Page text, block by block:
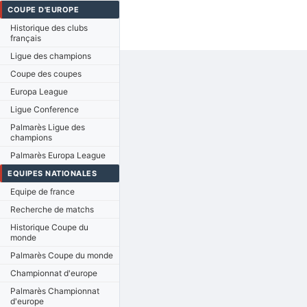
COUPE D'EUROPE
Historique des clubs
français
Ligue des champions
Coupe des coupes
Europa League
Ligue Conference
Palmarès Ligue des
champions
Palmarès Europa League
EQUIPES NATIONALES
Equipe de france
Recherche de matchs
Historique Coupe du
monde
Palmarès Coupe du monde
Championnat d'europe
Palmarès Championnat
d'europe